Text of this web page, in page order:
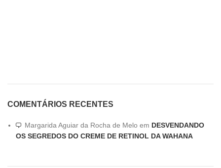
COMENTÁRIOS RECENTES
Margarida Aguiar da Rocha de Melo em DESVENDANDO
OS SEGREDOS DO CREME DE RETINOL DA WAHANA